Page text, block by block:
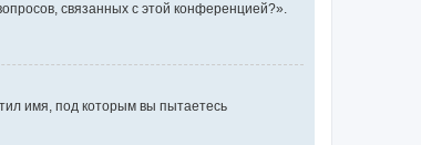
связанных с этой конференцией?».
имя, под которым вы пытаетесь